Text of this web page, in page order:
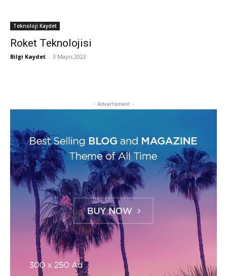
Teknoloji Kaydet
Roket Teknolojisi
Bilgi Kaydet - 3 Mayıs 2023
- Advertisment -